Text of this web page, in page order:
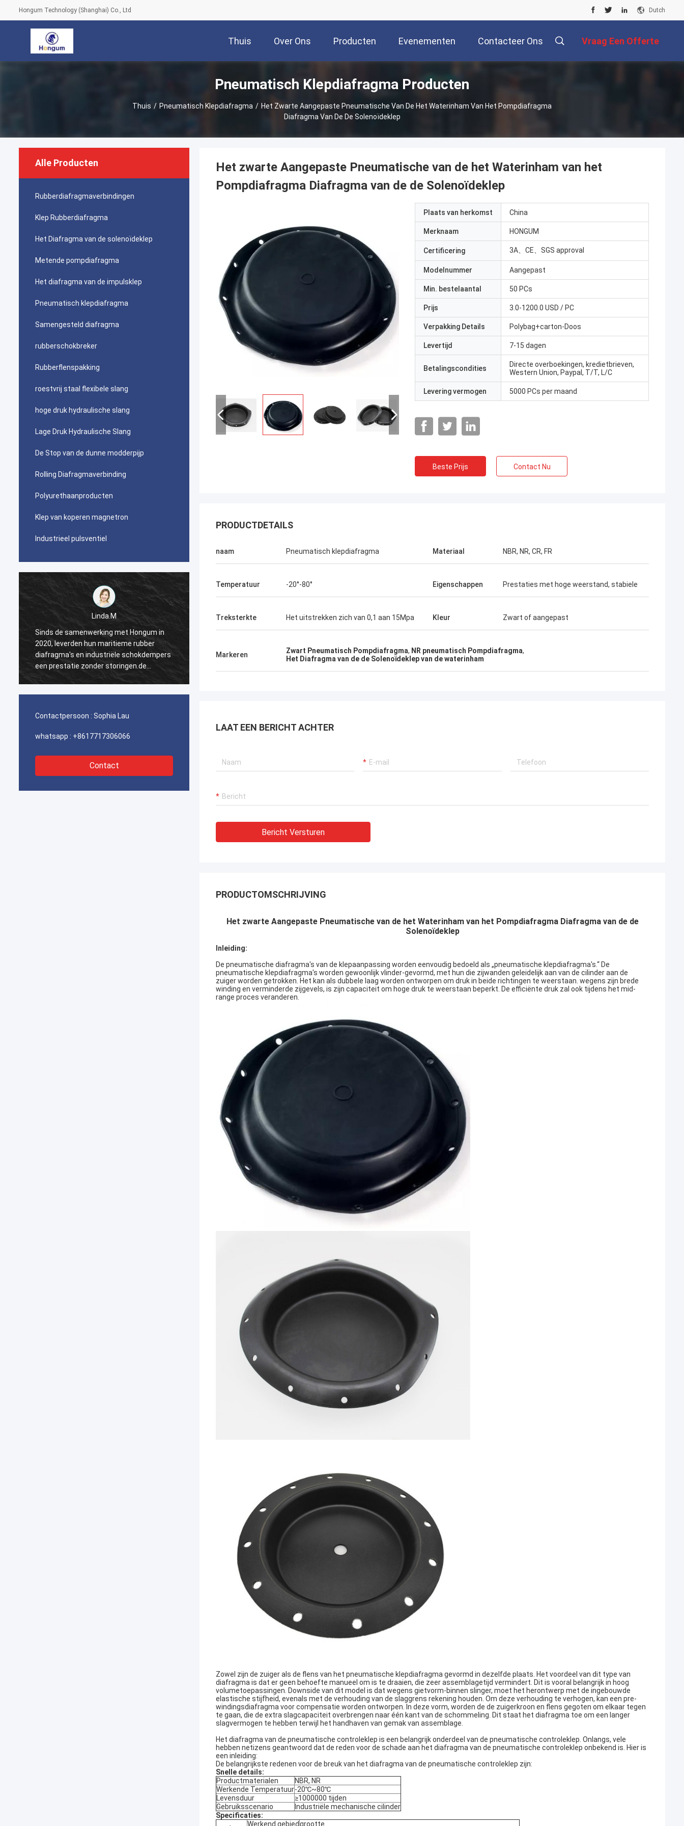
Hongum Technology (Shanghai) Co., Ltd Dutch
Thuis Over Ons Producten Evenementen Contacteer Ons Vraag Een Offerte
Pneumatisch Klepdiafragma Producten
Thuis / Pneumatisch Klepdiafragma / Het Zwarte Aangepaste Pneumatische Van De Het Waterinham Van Het Pompdiafragma
Diafragma Van De De Solenoïdeklep
Alle Producten
Rubberdiafragmaverbindingen
Klep Rubberdiafragma
Het Diafragma van de solenoïdeklep
Metende pompdiafragma
Het diafragma van de impulsklep
Pneumatisch klepdiafragma
Samengesteld diafragma
rubberschokbreker
Rubberflenspakking
roestvrij staal flexibele slang
hoge druk hydraulische slang
Lage Druk Hydraulische Slang
De Stop van de dunne modderpijp
Rolling Diafragmaverbinding
Polyurethaanproducten
Klep van koperen magnetron
Industrieel pulsventiel
Linda.M
Sinds de samenwerking met Hongum in
2020, leverden hun maritieme rubber
diafragma's en industriële schokdempers
een prestatie zonder storingen.de
ononderbroken werking van onze
Linda.M
Sinds de samenwerking met Hongum in
diafragma's en industriële schokdempers
Contactpersoon : Sophia Lau
whatsapp : +8617717306066
Contact
Het zwarte Aangepaste Pneumatische van de het Waterinham van het
Pompdiafragma Diafragma van de de Solenoïdeklep
Plaats van herkomst China
Merknaam HONGUM
Certificering 3A、CE、SGS approval
Modelnummer Aangepast
Min. bestelaantal 50 PCs
Prijs 3.0-1200.0 USD / PC
Verpakking Details Polybag+carton-Doos
Levertijd 7-15 dagen
Betalingscondities
Directe overboekingen, kredietbrieven,
Western Union, Paypal, T/T, L/C
Levering vermogen 5000 PCs per maand
Beste Prijs Contact Nu
PRODUCTDETAILS
naam Pneumatisch klepdiafragma Materiaal NBR, NR, CR, FR
Temperatuur -20°-80° Eigenschappen Prestaties met hoge weerstand, stabiele
Treksterkte Het uitstrekken zich van 0,1 aan 15Mpa Kleur Zwart of aangepast
Markeren Zwart Pneumatisch Pompdiafragma, NR pneumatisch Pompdiafragma,
Het Diafragma van de de Solenoïdeklep van de waterinham
LAAT EEN BERICHT ACHTER
Bericht Versturen
PRODUCTOMSCHRIJVING
Het zwarte Aangepaste Pneumatische van de het Waterinham van het Pompdiafragma Diafragma van de de
Solenoïdeklep
Inleiding:
De pneumatische diafragma's van de klepaanpassing worden eenvoudig bedoeld als „pneumatische klepdiafragma's.“ De
pneumatische klepdiafragma's worden gewoonlijk vlinder-gevormd, met hun die zijwanden geleidelijk aan van de cilinder aan de
zuiger worden getrokken. Het kan als dubbele laag worden ontworpen om druk in beide richtingen te weerstaan. wegens zijn brede
winding en verminderde zijgevels, is zijn capaciteit om hoge druk te weerstaan beperkt. De efficiënte druk zal ook tijdens het mid-
range proces veranderen.
Zowel zijn de zuiger als de flens van het pneumatische klepdiafragma gevormd in dezelfde plaats. Het voordeel van dit type van
diafragma is dat er geen behoefte manueel om is te draaien, die zeer assemblagetijd vermindert. Dit is vooral belangrijk in hoog
volumetoepassingen. Downside van dit model is dat wegens gietvorm-binnen slinger, moet het herontwerp met de ingebouwde
elastische stijfheid, evenals met de verhouding van de slaggrens rekening houden. Om deze verhouding te verhogen, kan een pre-
windingsdiafragma voor compensatie worden ontworpen. In deze vorm, worden de de zuigerkroon en flens gegoten om elkaar tegen
te gaan, die de extra slagcapaciteit overbrengen naar één kant van de schommeling. Dit staat het diafragma toe om een langer
slagvermogen te hebben terwijl het handhaven van gemak van assemblage.
Het diafragma van de pneumatische controleklep is een belangrijk onderdeel van de pneumatische controleklep. Onlangs, vele
hebben netizens geantwoord dat de reden voor de schade aan het diafragma van de pneumatische controleklep onbekend is. Hier is
een inleiding:
De belangrijkste redenen voor de breuk van het diafragma van de pneumatische controleklep zijn:
Snelle details:
Productmaterialen
NBR, NR
Werkende Temperatuur-20℃~80℃
Levensduur
≥1000000 tijden
Gebruiksscenario
Industriële mechanische cilinder
Specificaties:
Werkend gebiedgrootte